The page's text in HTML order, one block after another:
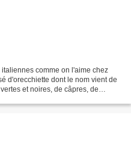
comme on l'aime chez
d'orecchiette dont le nom vient de
et noires, de câpres, de